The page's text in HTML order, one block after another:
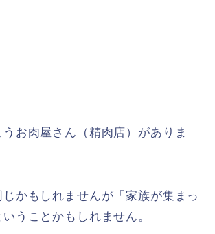
お肉屋さん（精肉店）がありま
かもしれませんが「家族が集まっ
うことかもしれません。